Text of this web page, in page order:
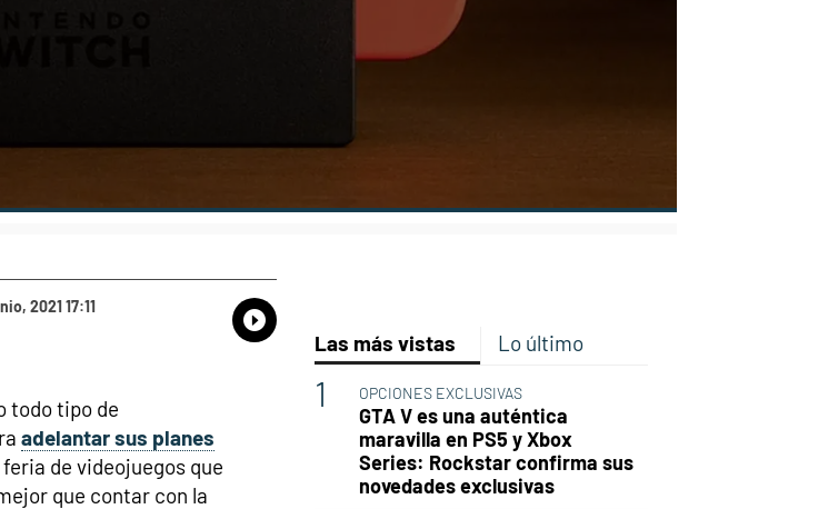
2021 17:11
Whatsapp
Compartir
todo tipo de
adelantar sus planes
de videojuegos que
que contar con la
Las más vistas Lo último
OPCIONES EXCLUSIVAS
GTA V es una auténtica
maravilla en PS5 y Xbox
Series: Rockstar confirma sus
novedades exclusivas